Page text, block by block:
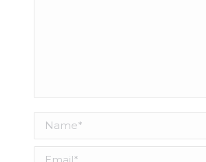
Name *
Email *